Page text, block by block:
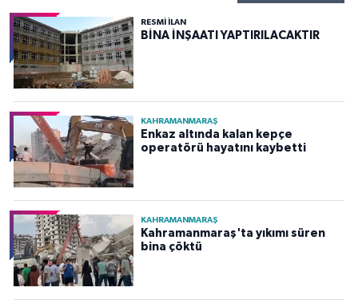
RESMİ İLAN
BİNA İNŞAATI YAPTIRILACAKTIR
KAHRAMANMARAŞ
Enkaz altında kalan kepçe
operatörü hayatını kaybetti
KAHRAMANMARAŞ
Kahramanmaraş'ta yıkımı süren
bina çöktü